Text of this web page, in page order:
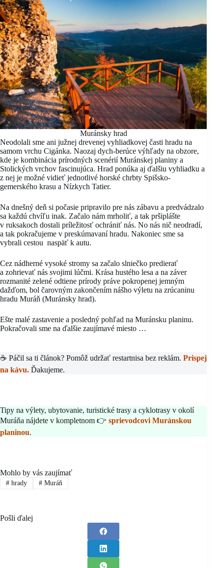
Muránsky hrad
Neodolali sme ani južnej drevenej vyhliadkovej časti hradu na
samom vrchu Cigánka. Naozaj dych-berúce výhľady na obzore,
kde je kombinácia prírodných scenérií Muránskej planiny a
Stolických vrchov fascinujúca. Hrad ponúka aj ďalšiu vyhliadku a
z nej je možné vidieť jednotlivé horské chrbty Spišsko-
gemerského krasu a Nízkych Tatier.
Na dnešný deň si počasie pripravilo pre nás zábavu a predvádzalo
sa každú chvíľu inak. Začalo nám mrholiť, a tak pršiplášte
v ruksakoch dostali príležitosť ochrániť nás. No nás nič neodradí,
a tak pokračujeme v preskúmavaní hradu. Nakoniec sme sa
vybrali cestou naspäť k autu.
Cez nádherné vysoké stromy sa začalo slniečko predierať
a zohrievať nás svojimi lúčmi. Krása hustého lesa a na záver
rozmanité zelené odtiene prírody práve pokropenej jemným
dažďom, bol čarovným zakončením nášho výletu na zrúcaninu
hradu Muráň (Muránsky hrad).
Ešte malé zastavenie a posledný pohľad na Muránsku planinu.
Pokračovali sme na ďalšie zaujímavé miesto …
☕ Páčil sa ti článok? Pomôž udržať restartnisa bez reklám. Prispej
na kávu. Ďakujeme.
Tipy na výlety, ubytovanie, turistické trasy a cyklotrasy v okolí
Muráňa nájdete v kompletnom 👉 sprievodcovi Muránskou
planinou.
Mohlo by vás zaujímať
#hrady #Muráň
Pošli ďalej